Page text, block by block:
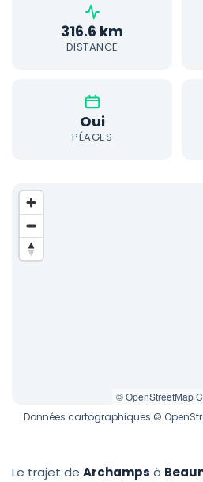
316.6 km
DISTANCE
Oui
PÉAGES
© OpenStreetMap
Données cartographiques ©
Le trajet de Archamps à